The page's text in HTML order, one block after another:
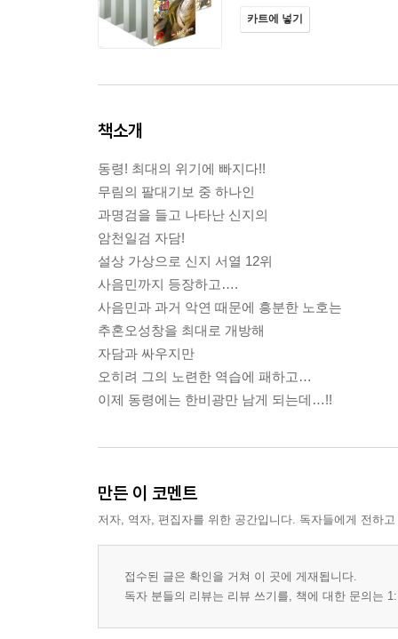
카트에 넣기
책소개
동령! 최대의 위기에 빠지다!!
무림의 팔대기보 중 하나인
과명검을 들고 나타난 신지의
암천일검 자담!
설상 가상으로 신지 서열 12위
사음민까지 등장하고….
사음민과 과거 악연 때문에 흥분한 노호는
추혼오성창을 최대로 개방해
자담과 싸우지만
오히려 그의 노련한 역습에 패하고…
이제 동령에는 한비광만 남게 되는데…!!
만든 이 코멘트
저자, 역자, 편집자를 위한 공간입니다. 독자들에게 전하
접수된 글은 확인을 거쳐 이 곳에 게재됩니다.
독자 분들의 리뷰는 리뷰 쓰기를, 책에 대한 문의는